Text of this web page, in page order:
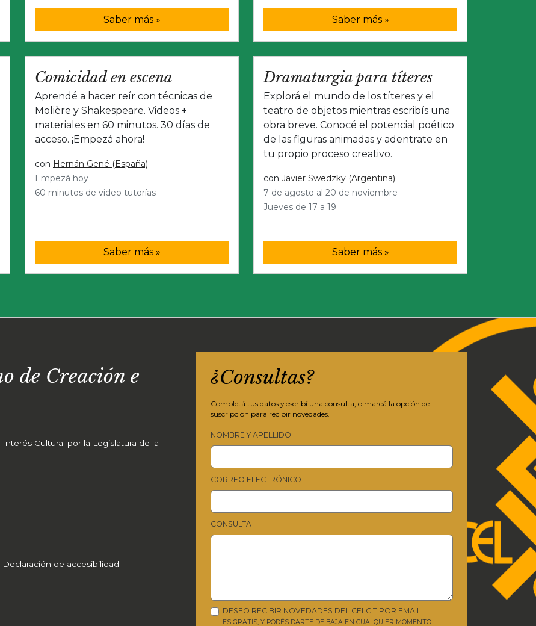
Saber más » Saber más »
Comicidad en escena
Aprendé a hacer reír con técnicas de
Molière y Shakespeare. Videos +
materiales en 60 minutos. 30 días de
acceso. ¡Empezá ahora!
con Hernán Gené (España)
Empezá hoy
60 minutos de video tutorías
Saber más »
Dramaturgia para títeres
Explorá el mundo de los títeres y el
teatro de objetos mientras escribís una
obra breve. Conocé el potencial poético
de las figuras animadas y adentrate en
tu propio proceso creativo.
con Javier Swedzky (Argentina)
7 de agosto al 20 de noviembre
Jueves de 17 a 19
Saber más »
de Creación e
Cultural por la Legislatura de la
Declaración de accesibilidad
¿Consultas?
Completá tus datos y escribí una consulta, o marcá la opción de
suscripción para recibir novedades.
NOMBRE Y APELLIDO
CORREO ELECTRÓNICO
CONSULTA
DESEO RECIBIR NOVEDADES DEL CELCIT POR EMAIL
ES GRATIS, Y PODÉS DARTE DE BAJA EN CUALQUIER MOMENTO